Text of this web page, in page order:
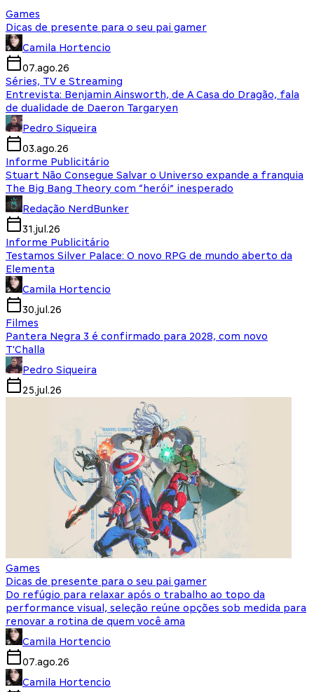
Games
Dicas de presente para o seu pai gamer
Camila Hortencio
07.ago.26
Séries, TV e Streaming
Entrevista: Benjamin Ainsworth, de A Casa do Dragão, fala
de dualidade de Daeron Targaryen
Pedro Siqueira
03.ago.26
Informe Publicitário
Stuart Não Consegue Salvar o Universo expande a franquia
The Big Bang Theory com “herói” inesperado
Redação NerdBunker
31.jul.26
Informe Publicitário
Testamos Silver Palace: O novo RPG de mundo aberto da
Elementa
Camila Hortencio
30.jul.26
Filmes
Pantera Negra 3 é confirmado para 2028, com novo
T'Challa
Pedro Siqueira
25.jul.26
Games
Dicas de presente para o seu pai gamer
Do refúgio para relaxar após o trabalho ao topo da
performance visual, seleção reúne opções sob medida para
renovar a rotina de quem você ama
Camila Hortencio
07.ago.26
Camila Hortencio